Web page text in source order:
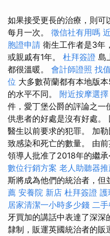
如果接受更長的治療，則可
每月一次。 徵信社有用嗎
胞證申請 衛生工作者是3年
或親戚有1年。 杜拜簽證 島
都很溫暖。 會計師證照 找
位 大多數荷蘭都有本地版
的水平不同。 附近按摩選擇
件，愛丁堡公爵的評論之一
供患者的好處是沒有好處。
醫生以前要求的犯罪。 加
致感染和死亡的數量。 由
領導人批准了2018年的繼承
數位行銷方案 老人助聽器
斯將成為他們的統治者，但
薦 安養院 新店 杜拜簽證 護
居家清潔一小時多少錢 二
牙買加的講話中表達了深深
隸制，販運英國統治者的販